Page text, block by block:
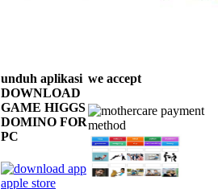
unduh aplikasi
DOWNLOAD
GAME HIGGS
DOMINO FOR
PC
we accept